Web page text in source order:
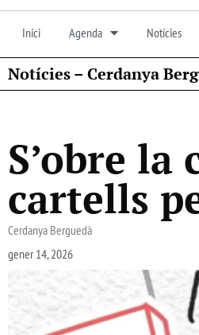
Inici Agenda Notícies
Notícies – Cerdanya
S’obre
cartells
Cerdanya Berguedà
gener 14, 2026